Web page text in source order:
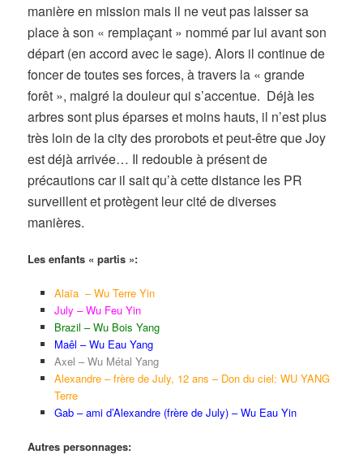
manière en mission mais il ne veut pas laisser sa
place à son « remplaçant » nommé par lui avant son
départ (en accord avec le sage). Alors il continue de
foncer de toutes ses forces, à travers la « grande
forêt », malgré la douleur qui s’accentue. Déjà les
arbres sont plus éparses et moins hauts, il n’est plus
très loin de la city des prorobots et peut-être que Joy
est déjà arrivée… Il redouble à présent de
précautions car il sait qu’à cette distance les PR
surveillent et protègent leur cité de diverses
manières.
Les enfants « partis »:
Alaïa – Wu Terre Yin
July – Wu Feu Yin
Brazil – Wu Bois Yang
Maêl – Wu Eau Yang
Axel – Wu Métal Yang
Alexandre – frère de July, 12 ans – Don du ciel: WU YANG
Terre
Gab – ami d’Alexandre (frère de July) – Wu Eau Yin
Autres personnages: